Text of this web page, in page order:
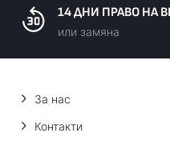
14 ДНИ ПРАВО НА
или замяна
За нас
Контакти